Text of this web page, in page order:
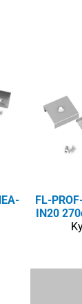
FL-
IN20